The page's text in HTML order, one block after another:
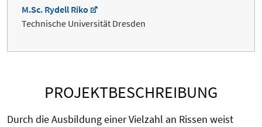
M.Sc. Rydell Riko
Technische Universität Dresden
PROJEKTBESCHREIBUNG
Durch die Ausbildung einer Vielzahl an Rissen weist